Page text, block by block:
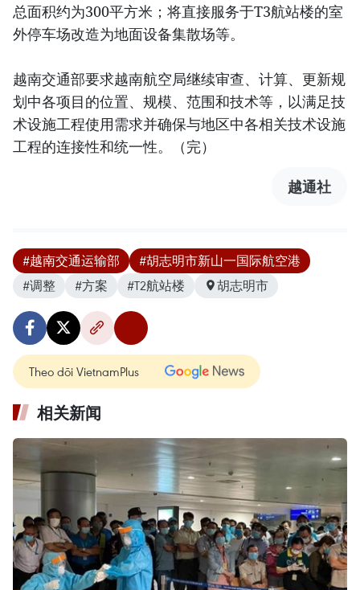
总面积约为300平方米；将直接服务于T3航站楼的室
外停车场改造为地面设备集散场等。
越南交通部要求越南航空局继续审查、计算、更新规
划中各项目的位置、规模、范围和技术等，以满足技
术设施工程使用需求并确保与地区中各相关技术设施
工程的连接性和统一性。（完）
越通社
#越南交通运输部
#胡志明市新山一国际航空港
#调整
#方案 #T2航站楼 胡志明市
Theo dõi VietnamPlus
相关新闻